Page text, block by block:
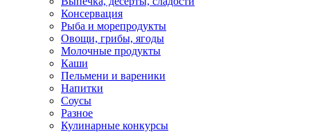
Консервация
Рыба и морепродукты
Овощи, грибы, ягоды
Молочные продукты
Каши
Пельмени и вареники
Напитки
Соусы
Разное
Кулинарные конкурсы